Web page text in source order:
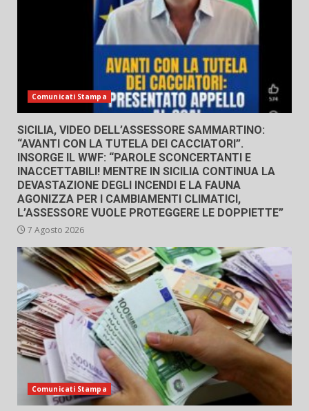
Comunicati Stampa
SICILIA, VIDEO DELL’ASSESSORE SAMMARTINO:
“AVANTI CON LA TUTELA DEI CACCIATORI”.
INSORGE IL WWF: “PAROLE SCONCERTANTI E
INACCETTABILI! MENTRE IN SICILIA CONTINUA LA
DEVASTAZIONE DEGLI INCENDI E LA FAUNA
AGONIZZA PER I CAMBIAMENTI CLIMATICI,
L’ASSESSORE VUOLE PROTEGGERE LE DOPPIETTE”
7 Agosto 2026
Comunicati Stampa